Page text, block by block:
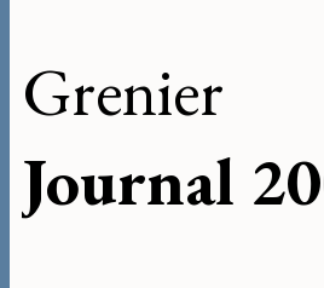
Grenier
Journal